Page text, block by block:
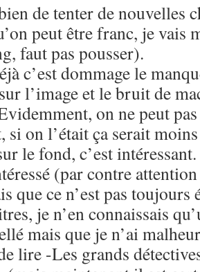
de tenter de nouvelles
peut être franc, je vais
faut pas pousser).
c’est dommage le
l’image et le bruit de
on ne peut
si on l’était ça serait
le fond, c’est
(par contre
que ce n’est pas
je n’en connaissais
mais que je n’ai
lire -Les grands